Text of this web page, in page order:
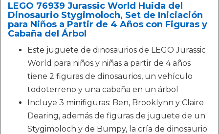
LEGO 76939 Jurassic World Huida del
Dinosaurio Stygimoloch, Set de Iniciación
para Niños a Partir de 4 Años con Figuras y
Cabaña del Árbol
Este juguete de dinosaurios de LEGO Jurassic
World para niños y niñas a partir de 4 años
tiene 2 figuras de dinosaurios, un vehículo
todoterreno y una cabaña en un árbol
Incluye 3 minifiguras: Ben, Brooklynn y Claire
Dearing, además de figuras de juguete de un
Stygimoloch y de Bumpy, la cría de dinosaurio